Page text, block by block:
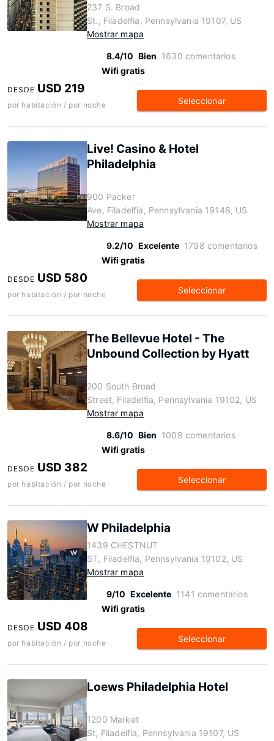
237 S. Broad
St., Filadelfia, Pennsylvania 19107, US
Mostrar mapa
8.4/10 Bien 1630 comentarios
Wifi gratis
DESDE USD 219
por habitación / por noche Seleccionar
Live! Casino & Hotel
Philadelphia
900 Packer
Ave, Filadelfia, Pennsylvania 19148, US
Mostrar mapa
9.2/10 Excelente 1798 comentarios
Wifi gratis
DESDE USD 580
por habitación / por noche Seleccionar
The Bellevue Hotel - The
Unbound Collection by Hyatt
200 South Broad
Street, Filadelfia, Pennsylvania 19102, US
Mostrar mapa
8.6/10 Bien 1009 comentarios
Wifi gratis
DESDE USD 382
por habitación / por noche Seleccionar
W Philadelphia
1439 CHESTNUT
ST, Filadelfia, Pennsylvania 19102, US
Mostrar mapa
9/10 Excelente 1141 comentarios
Wifi gratis
DESDE USD 408
por habitación / por noche Seleccionar
Loews Philadelphia Hotel
1200 Market
St, Filadelfia, Pennsylvania 19107, US